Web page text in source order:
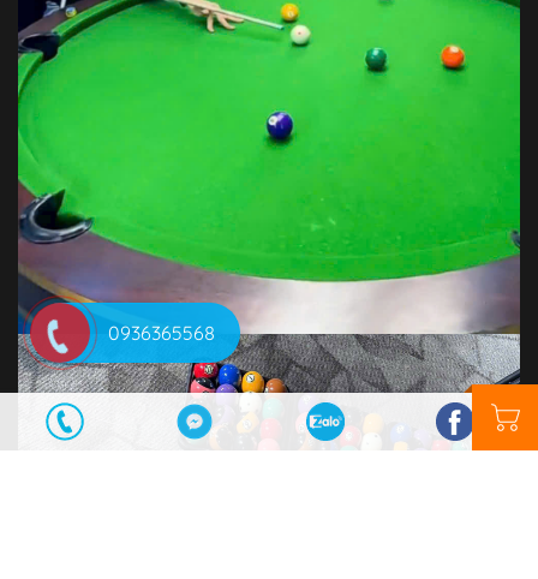
0936365568